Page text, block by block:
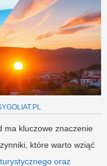
ma kluczowe znaczenie
które warto wziąć
oraz